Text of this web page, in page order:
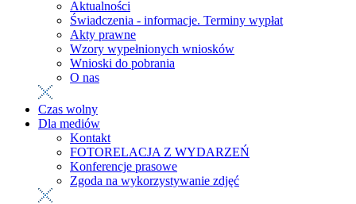
Aktualności
Świadczenia - informacje. Terminy wypłat
Akty prawne
Wzory wypełnionych wniosków
Wnioski do pobrania
O nas
Czas wolny
Dla mediów
Kontakt
FOTORELACJA Z WYDARZEŃ
Konferencje prasowe
Zgoda na wykorzystywanie zdjęć